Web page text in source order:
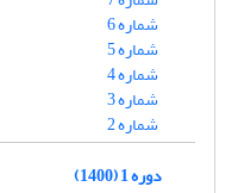
شماره 6
شماره 5
شماره 4
شماره 3
شماره 2
دوره 1 (1400)